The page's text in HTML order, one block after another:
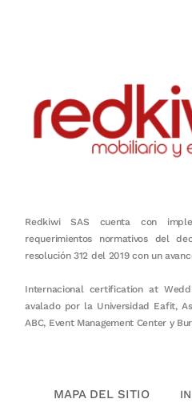
Redkiwi SAS cuenta con
requerimientos normativos del
resolución 312 del 2019 con un
Internacional certification at
avalado por la Universidad Eafit,
ABC, Event Management Center y
MAPA DEL SITIO